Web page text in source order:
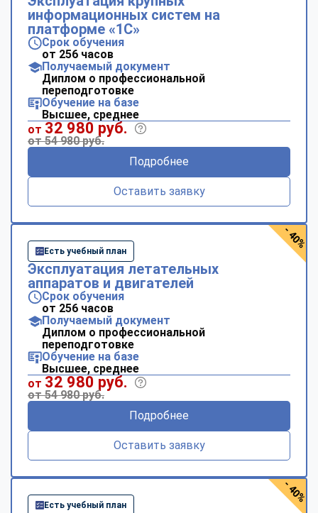
информационных систем на
платформе «1С»
Срок обучения
от 256 часов
Получаемый документ
Диплом о профессиональной
переподготовке
Обучение на базе
Высшее, среднее
от 32 980 руб.
от 54 980 руб.
Подробнее
Оставить заявку
Есть учебный план
Эксплуатация летательных
аппаратов и двигателей
Срок обучения
от 256 часов
Получаемый документ
Диплом о профессиональной
переподготовке
Обучение на базе
Высшее, среднее
от 32 980 руб.
от 54 980 руб.
Подробнее
Оставить заявку
- 40%
Есть учебный план
- 40%